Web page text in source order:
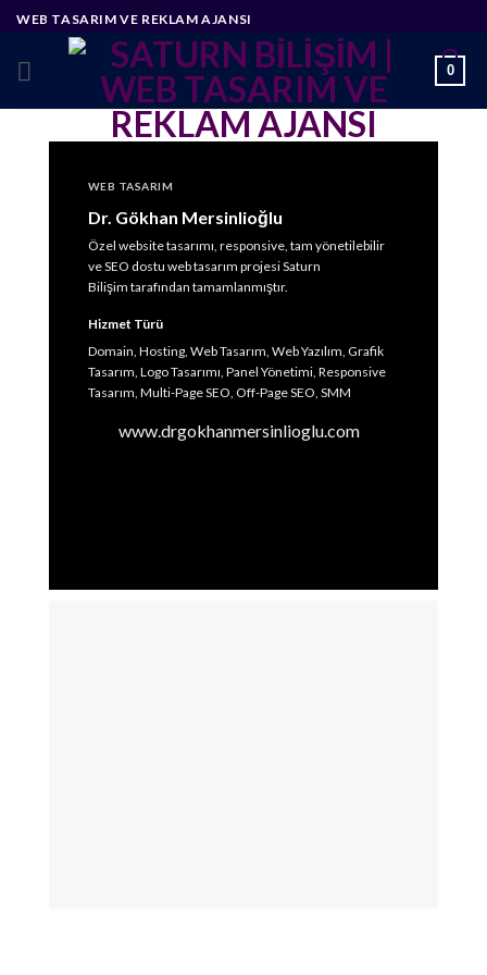
Skip
content
WEB TASARIM VE REKLAM AJANSI
0
WEB TASARIM
Dr. Gökhan Mersinlioğlu
Özel website tasarımı, responsive, tam yönetilebilir
ve SEO dostu web tasarım projesi Saturn
Bilişim tarafından tamamlanmıştır.
Hizmet Türü
Domain, Hosting, Web Tasarım, Web Yazılım, Grafik
Tasarım, Logo Tasarımı, Panel Yönetimi, Responsive
Tasarım, Multi-Page SEO, Off-Page SEO, SMM
www.drgokhanmersinlioglu.com